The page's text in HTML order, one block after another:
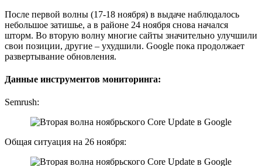
После первой волны (17-18 ноября) в выдаче наблюдалось
небольшое затишье, а в районе 24 ноября снова начался
шторм. Во вторую волну многие сайты значительно улучшили
свои позиции, другие – ухудшили. Google пока продолжает
развертывание обновления.
Данные инструментов мониторинга:
Semrush:
Общая ситуация на 26 ноября: